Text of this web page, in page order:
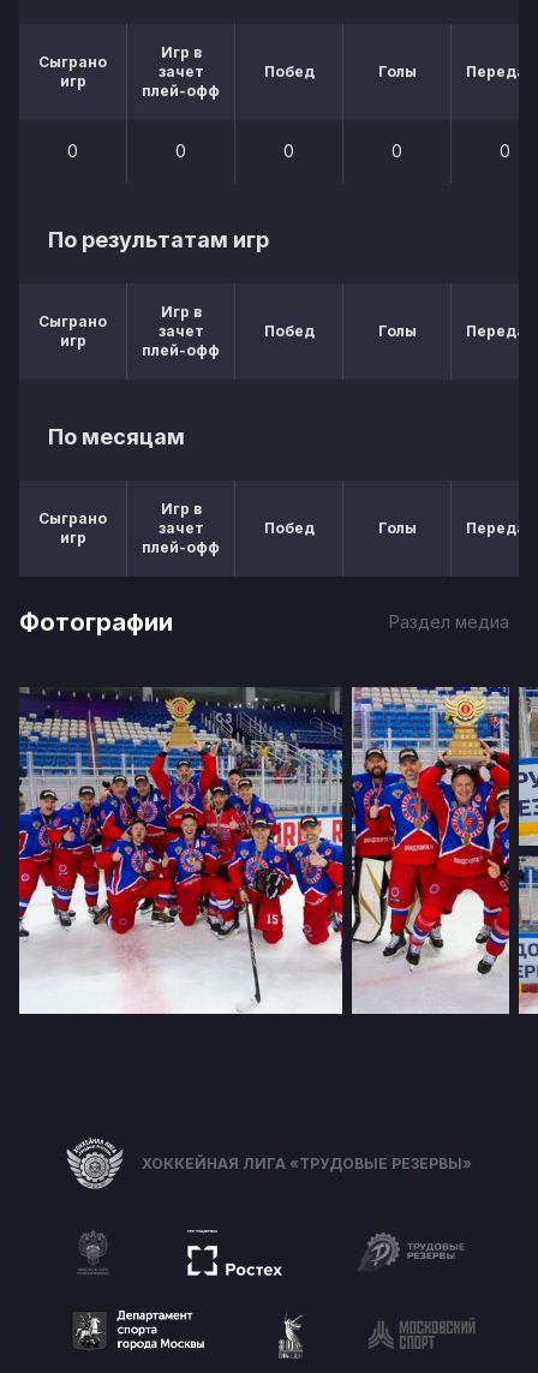
Сыграно
игр
Игр в
зачет
плей-офф
Побед Голы
0 0 0 0 0
По результатам игр
Сыграно
игр
Игр в
зачет
плей-офф
Побед Голы
По месяцам
Сыграно
игр
Игр в
зачет
плей-офф
Побед Голы
Фотографии Раздел медиа
ХОККЕЙНАЯ ЛИГА «ТРУДОВЫЕ РЕЗЕРВЫ»